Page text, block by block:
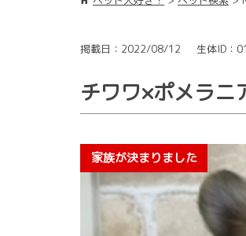
掲載日：2022/08/12 生体ID：
チワワ×ポメラニ